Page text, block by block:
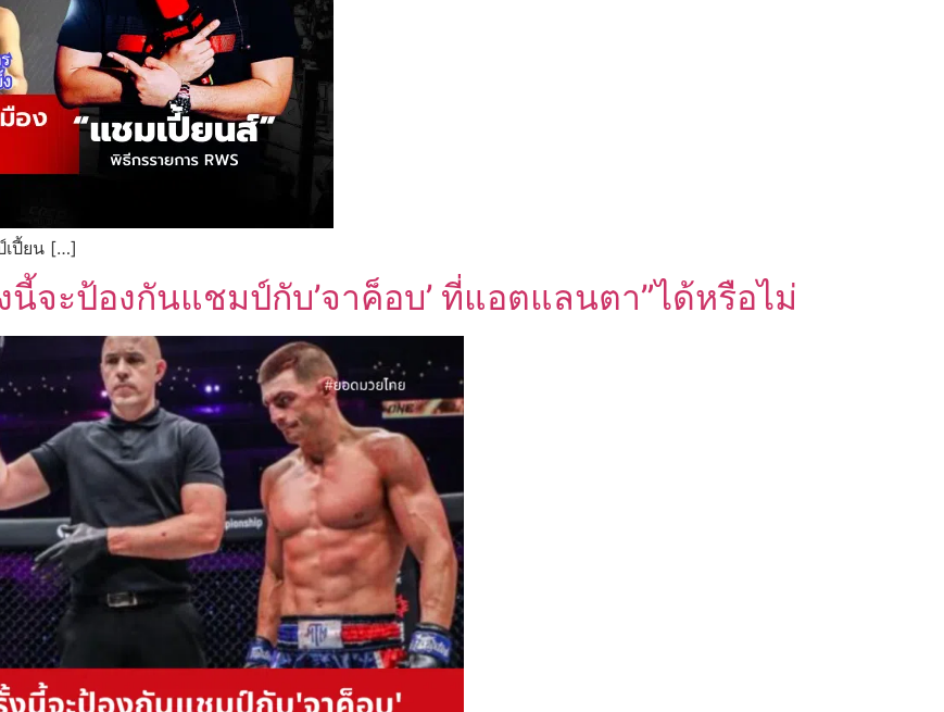
เปี้ยน […]
งนี้จะป้องกันแชมป์กับ’จาค็อบ’ ที่แอตแลนตา”ได้หรือไม่